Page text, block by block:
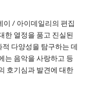
이 / 아이데일리의 편집
한 열정을 품고 진실된
다양성을 탐구하는 데
는 음악을 사랑하고 등
호기심과 발견에 대한